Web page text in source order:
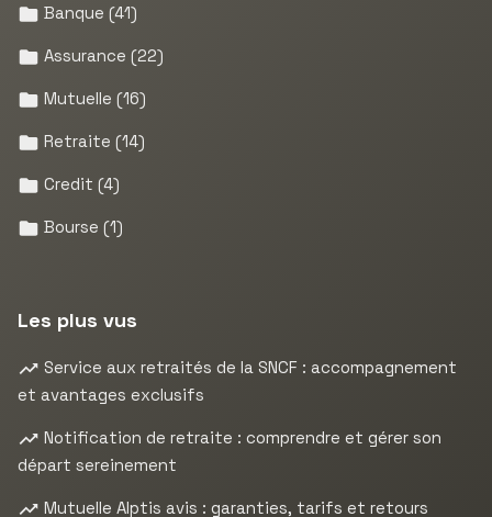
Banque (41)
Assurance (22)
Mutuelle (16)
Retraite (14)
Credit (4)
Bourse (1)
Les plus vus
Service aux retraités de la SNCF : accompagnement
et avantages exclusifs
Notification de retraite : comprendre et gérer son
départ sereinement
Mutuelle Alptis avis : garanties, tarifs et retours